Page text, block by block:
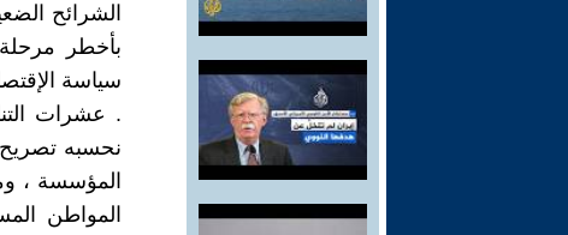
الشرائح
بأخطر
سياسة
. عشرات
نحسبه تصريح
المؤسسة ،
المواطن